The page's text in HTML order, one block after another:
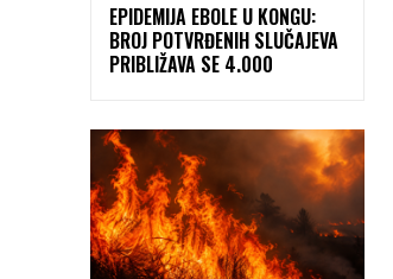
EPIDEMIJA EBOLE U KONGU:
BROJ POTVRĐENIH SLUČAJEVA
PRIBLIŽAVA SE 4.000